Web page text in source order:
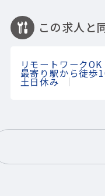
この求人と
リモートワークOK
最寄り駅から徒歩
土日休み